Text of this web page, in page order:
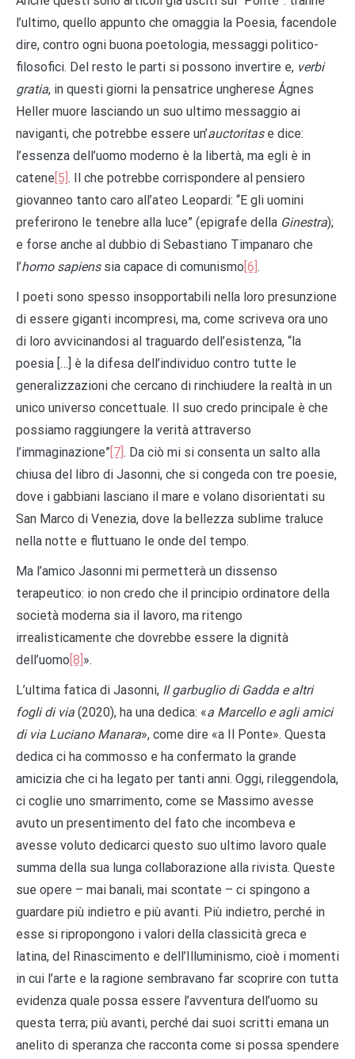
l’ultimo, quello appunto che omaggia la Poesia, facendole
dire, contro ogni buona poetologia, messaggi politico-
filosofici. Del resto le parti si possono invertire e, verbi
gratia, in questi giorni la pensatrice ungherese Ágnes
Heller muore lasciando un suo ultimo messaggio ai
naviganti, che potrebbe essere un’auctoritase dice:
l’essenza dell’uomo moderno è la libertà, ma egli è in
catene [5] . Il che potrebbe corrispondere al pensiero
giovanneo tanto caro all’ateo Leopardi: “E gli uomini
preferirono le tenebre alla luce” (epigrafe della Ginestra);
e forse anche al dubbio di Sebastiano Timpanaro che
l’homo sapiens sia capace di comunismo [6] .
I poeti sono spesso insopportabili nella loro presunzione
di essere giganti incompresi, ma, come scriveva ora uno
di loro avvicinandosi al traguardo dell’esistenza, “la
poesia […] è la difesa dell’individuo contro tutte le
generalizzazioni che cercano di rinchiudere la realtà in un
unico universo concettuale. Il suo credo principale è che
possiamo raggiungere la verità attraverso
l’immaginazione” [7] . Da ciò mi si consenta un salto alla
chiusa del libro di Jasonni, che si congeda con tre poesie,
dove i gabbiani lasciano il mare e volano disorientati su
San Marco di Venezia, dove la bellezza sublime traluce
nella notte e fluttuano le onde del tempo.
Ma l’amico Jasonni mi permetterà un dissenso
terapeutico: io non credo che il principio ordinatore della
società moderna sia il lavoro, ma ritengo
irrealisticamente che dovrebbe essere la dignità
dell’uomo [8] ».
L’ultima fatica di Jasonni, Il garbuglio di Gadda e altri
fogli di via (2020), ha una dedica: «a Marcello e agli amici
di via Luciano Manara», come dire «a Il Ponte». Questa
dedica ci ha commosso e ha confermato la grande
amicizia che ci ha legato per tanti anni. Oggi, rileggendola,
ci coglie uno smarrimento, come se Massimo avesse
avuto un presentimento del fato che incombeva e
avesse voluto dedicarci questo suo ultimo lavoro quale
summa della sua lunga collaborazione alla rivista. Queste
sue opere – mai banali, mai scontate – ci spingono a
guardare più indietro e più avanti. Più indietro, perché in
esse si ripropongono i valori della classicità greca e
latina, del Rinascimento e dell’Illuminismo, cioè i momenti
in cui l’arte e la ragione sembravano far scoprire con tutta
evidenza quale possa essere l’avventura dell’uomo su
questa terra; più avanti, perché dai suoi scritti emana un
anelito di speranza che racconta come si possa spendere